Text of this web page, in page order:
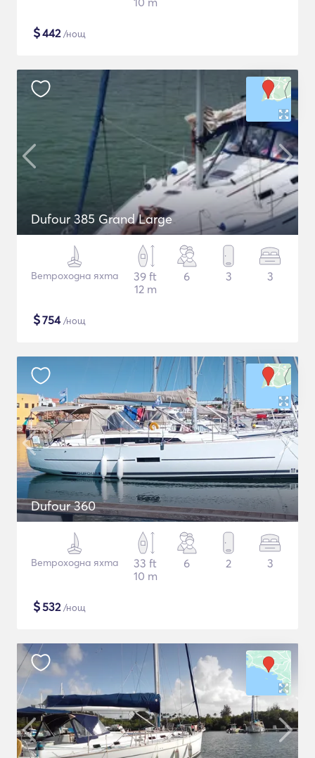
$442/нощ
Dufour 385 Grand Large
Ветроходна яхта
39 ft
12 m
6 3 3
$754/нощ
Dufour 360
Ветроходна яхта
33 ft
10 m
6 2 3
$532/нощ